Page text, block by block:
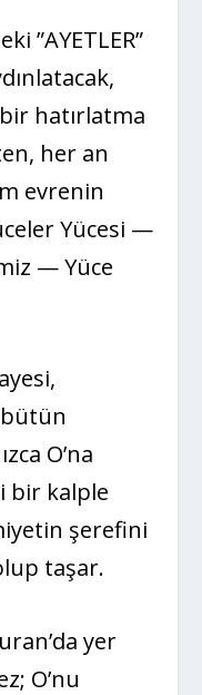
”AYETLER”
hatırlatma
her an
evrenin
Yücesi —
— Yüce
O’na
bir kalple
şerefini
taşar.
yer
O’nu